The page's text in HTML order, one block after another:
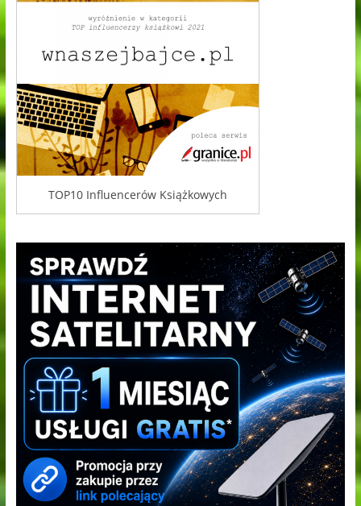
TOP10 Influencerów Książkowych